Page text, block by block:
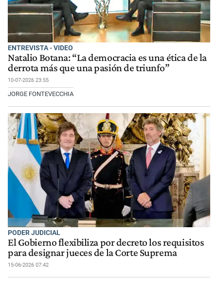
ENTREVISTA - VIDEO
Natalio Botana: “La democracia es una ética de la
derrota más que una pasión de triunfo”
10-07-2026 23:55
JORGE FONTEVECCHIA
PODER JUDICIAL
El Gobierno flexibiliza por decreto los requisitos
para designar jueces de la Corte Suprema
15-06-2026 07:42